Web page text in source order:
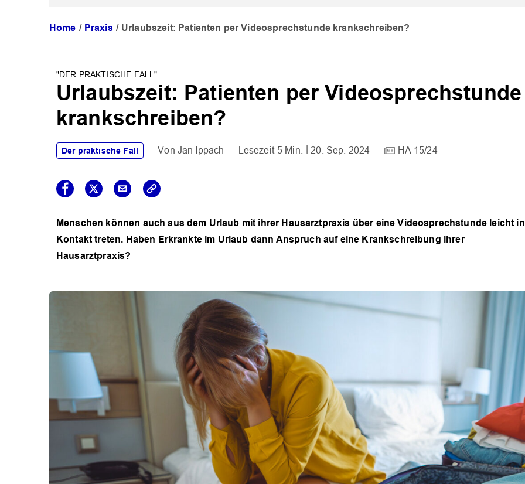
Home Praxis Urlaubszeit: Patienten per Videosprechstunde krankschreiben?
"DER PRAKTISCHE FALL"
Urlaubszeit: Patienten per Videosprechstunde
krankschreiben?
Der praktische Fall Jan Ippach 5 Min. 20. Sep. 2024 HA 15/24
Menschen können auch aus dem Urlaub mit ihrer Hausarztpraxis über eine Videosprechstunde leicht in
Kontakt treten. Haben Erkrankte im Urlaub dann Anspruch auf eine Krankschreibung ihrer
Hausarztpraxis?